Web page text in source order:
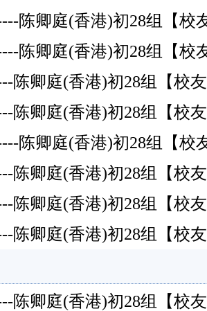
陈卿庭(香港)初28组【校
陈卿庭(香港)初28组【校
陈卿庭(香港)初28组【校友
陈卿庭(香港)初28组【校友
陈卿庭(香港)初28组【校
陈卿庭(香港)初28组【校友
陈卿庭(香港)初28组【校友
陈卿庭(香港)初28组【校友
陈卿庭(香港)初28组【校友